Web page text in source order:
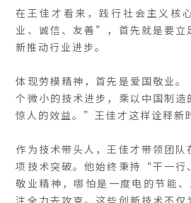
在王佳才看来，践行社会主义核
业、诚信、友善”，首先就是要立
新推动行业进步。
体现劳模精神，首先是爱国敬业
个微小的技术进步，乘以中国制造
惊人的效益。”王佳才这样诠释新
作为技术带头人，王佳才带领团
项技术突破。他始终秉持“干一
敬业精神，哪怕是一度电的节能
注全力去攻克。这些创新技术不